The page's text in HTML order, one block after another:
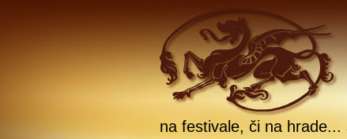
na festivale, či na